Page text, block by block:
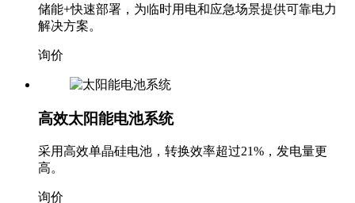
解决方案。
询价
高效太阳能电池系统
采用高效单晶硅电池，转换效率超过21%，发电量更
高。
询价